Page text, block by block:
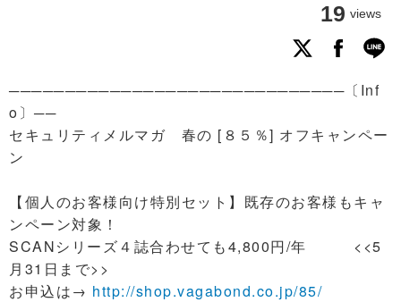
19 views
──────────────────────────────〔Inf
o〕──
セキュリティメルマガ 春の [８５％] オフキャンペー
ン
【個人のお客様向け特別セット】既存のお客様もキャ
ンペーン対象！
SCANシリーズ４誌合わせても4,800円/年 <<5
月31日まで>>
お申込は→ http://shop.vagabond.co.jp/85/